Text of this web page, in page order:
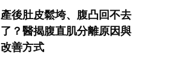
產後肚皮鬆垮、腹凸回不去
了？醫揭腹直肌分離原因與
改善方式